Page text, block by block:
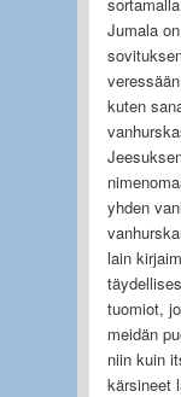
Jumala
kuten
yhden
lain
tuomiot,
meidän
niin kuin
kärsineet